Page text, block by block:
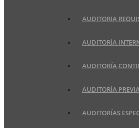
AUDITORIA
AUDITORÍA
AUDITORÍA
AUDITORÍA
AUDITORÍAS